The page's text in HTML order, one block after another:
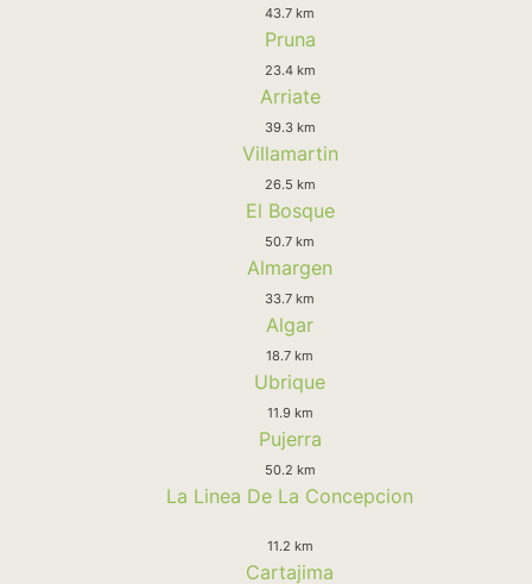
43.7 km
Pruna
23.4 km
Arriate
39.3 km
Villamartin
26.5 km
El Bosque
50.7 km
Almargen
33.7 km
Algar
18.7 km
Ubrique
11.9 km
Pujerra
50.2 km
La Linea De La Concepcion
11.2 km
Cartajima